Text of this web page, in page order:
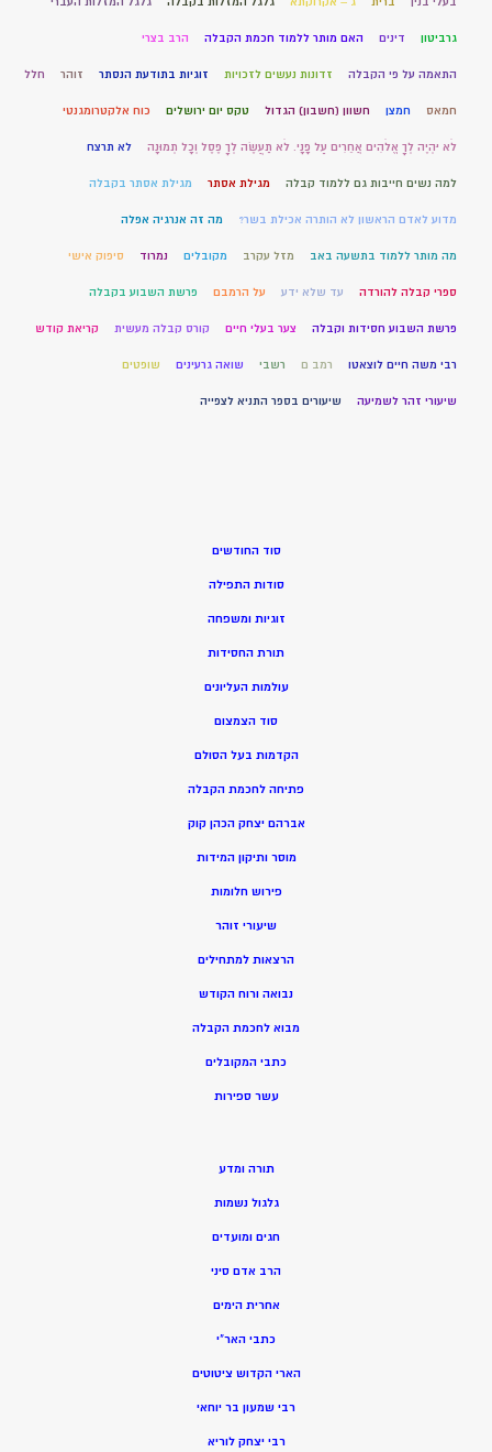
גרביטון דינים האם מותר ללמוד חכמת הקבלה הרב בצרי
התאמה על פי הקבלה זדונות נעשים לזכויות זוגיות בתודעת הנסתר זוהר חלל
חמאס חמצן חשוון (חשבון) הגדול טקס יום ירושלים כוח אלקטרומגנטי
לֹא יִהְיֶה לְךָ אֱלֹהִים אֲחֵרִים עַל פָּנָי. לֹא תַעֲשֶׂה לְךָ פֶסֶל וְכָל תְּמוּנָה לא תרצח
למה נשים חייבות גם ללמוד קבלה מגילת אסתר מגילת אסתר בקבלה
מדוע לאדם הראשון לא הותרה אכילת בשר? מה זה אנרגיה אפלה
מה מותר ללמוד בתשעה באב מזל עקרב מקובלים נמרוד סיפוק אישי
ספרי קבלה להורדה עד שלא ידע על הרמבם פרשת השבוע בקבלה
פרשת השבוע חסידות וקבלה צער בעלי חיים קורס קבלה מעשית קריאת קודש
רבי משה חיים לוצאטו רמב ם רשבי שואה גרעינים שופטים
שיעורי זהר לשמיעה שיעורים בספר התניא לצפייה
סוד החודשים
סודות התפילה
זוגיות ומשפחה
תורת החסידות
עולמות העליונים
סוד הצמצום
הקדמות בעל הסולם
פתיחה לחכמת הקבלה
אברהם יצחק הכהן קוק
מוסר ותיקון המידות
פירוש חלומות
שיעורי זוהר
הרצאות למתחילים
נבואה ורוח הקודש
מבוא לחכמת הקבלה
כתבי המקובלים
עשר ספירות
תורה ומדע
גלגול נשמות
חגים ומועדים
הרב אדם סיני
אחרית הימים
כתבי האר”י
הארי הקדוש ציטוטים
רבי שמעון בר יוחאי
רבי יצחק לוריא